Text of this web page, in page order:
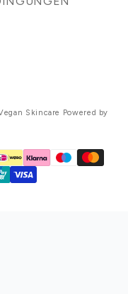
Skincare Powered by